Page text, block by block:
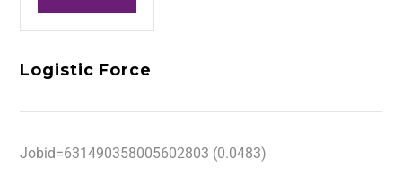
Logistic Force
Jobid=631490358005602803 (0.0483)